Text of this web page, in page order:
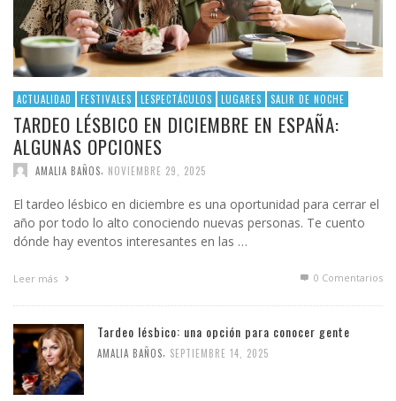
ACTUALIDAD FESTIVALES LESPECTÁCULOS LUGARES SALIR DE NOCHE
TARDEO LÉSBICO EN DICIEMBRE EN ESPAÑA:
ALGUNAS OPCIONES
AMALIA BAÑOS NOVIEMBRE 29, 2025
El tardeo lésbico en diciembre es una oportunidad para cerrar el
año por todo lo alto conociendo nuevas personas. Te cuento
dónde hay eventos interesantes en las …
Leer más 0 Comentarios
Tardeo lésbico: una opción para conocer gente
AMALIA BAÑOS, SEPTIEMBRE 14, 2025